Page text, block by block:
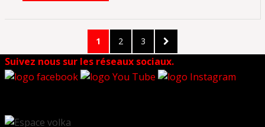
des
publications
PAGE
1 PAGE
2 PAGE
3
NEXT
PAGE
Suivez nous sur les réseaux sociaux.